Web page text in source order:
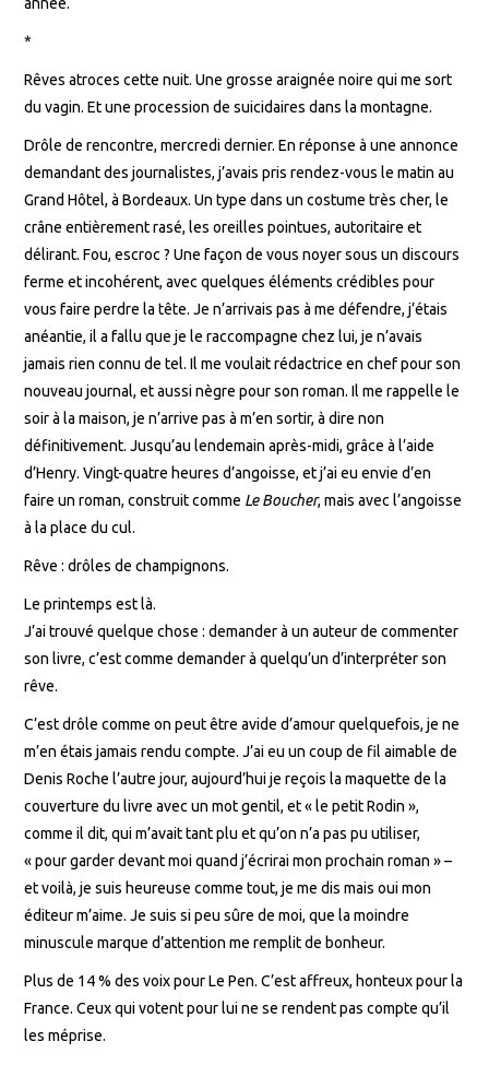
*
Rêves atroces cette nuit. Une grosse araignée noire qui me sort
du vagin. Et une procession de suicidaires dans la montagne.
Drôle de rencontre, mercredi dernier. En réponse à une annonce
demandant des journalistes, j’avais pris rendez-vous le matin au
Grand Hôtel, à Bordeaux. Un type dans un costume très cher, le
crâne entièrement rasé, les oreilles pointues, autoritaire et
délirant. Fou, escroc ? Une façon de vous noyer sous un discours
ferme et incohérent, avec quelques éléments crédibles pour
vous faire perdre la tête. Je n’arrivais pas à me défendre, j’étais
anéantie, il a fallu que je le raccompagne chez lui, je n’avais
jamais rien connu de tel. Il me voulait rédactrice en chef pour son
nouveau journal, et aussi nègre pour son roman. Il me rappelle le
soir à la maison, je n’arrive pas à m’en sortir, à dire non
définitivement. Jusqu’au lendemain après-midi, grâce à l’aide
d’Henry. Vingt-quatre heures d’angoisse, et j’ai eu envie d’en
faire un roman, construit comme Le Boucher, mais avec l’angoisse
à la place du cul.
Rêve : drôles de champignons.
Le printemps est là.
J’ai trouvé quelque chose : demander à un auteur de commenter
son livre, c’est comme demander à quelqu’un d’interpréter son
rêve.
C’est drôle comme on peut être avide d’amour quelquefois, je ne
m’en étais jamais rendu compte. J’ai eu un coup de fil aimable de
Denis Roche l’autre jour, aujourd’hui je reçois la maquette de la
couverture du livre avec un mot gentil, et « le petit Rodin »,
comme il dit, qui m’avait tant plu et qu’on n’a pas pu utiliser,
« pour garder devant moi quand j’écrirai mon prochain roman » –
et voilà, je suis heureuse comme tout, je me dis mais oui mon
éditeur m’aime. Je suis si peu sûre de moi, que la moindre
minuscule marque d’attention me remplit de bonheur.
Plus de 14 % des voix pour Le Pen. C’est affreux, honteux pour la
France. Ceux qui votent pour lui ne se rendent pas compte qu’il
les méprise.